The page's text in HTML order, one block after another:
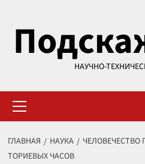
содержимому
НАУЧНО-
меню
ГЛАВНАЯ НАУКА
ТОРИЕВЫХ ЧАСОВ